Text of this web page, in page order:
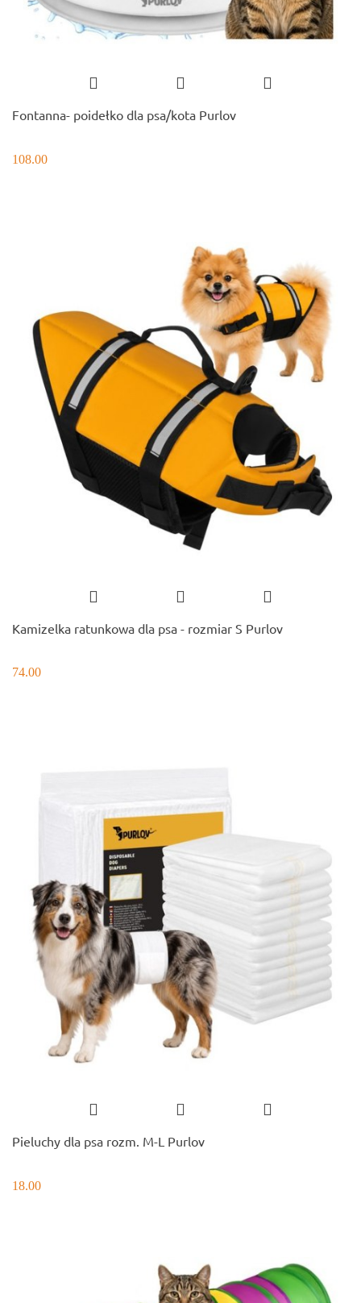
Fontanna- poidełko dla psa/kota Purlov
108.00
Kamizelka ratunkowa dla psa - rozmiar S Purlov
74.00
Pieluchy dla psa rozm. M-L Purlov
18.00